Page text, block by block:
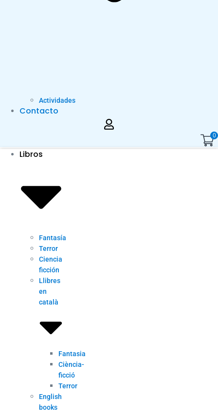
Actividades
Contacto
0
Libros
Fantasía
Terror
Ciencia
ficción
Llibres
en
català
Fantasia
Ciència-
ficció
Terror
English
books